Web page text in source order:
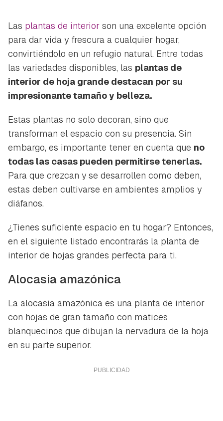
Las plantas de interior son una excelente opción
para dar vida y frescura a cualquier hogar,
convirtiéndolo en un refugio natural. Entre todas
las variedades disponibles, las plantas de
interior de hoja grande destacan por su
impresionante tamaño y belleza.
Estas plantas no solo decoran, sino que
transforman el espacio con su presencia. Sin
embargo, es importante tener en cuenta que no
todas las casas pueden permitirse tenerlas.
Para que crezcan y se desarrollen como deben,
estas deben cultivarse en ambientes amplios y
diáfanos.
¿Tienes suficiente espacio en tu hogar? Entonces,
en el siguiente listado encontrarás la planta de
interior de hojas grandes perfecta para ti.
Alocasia amazónica
La alocasia amazónica es una planta de interior
con hojas de gran tamaño con matices
blanquecinos que dibujan la nervadura de la hoja
en su parte superior.